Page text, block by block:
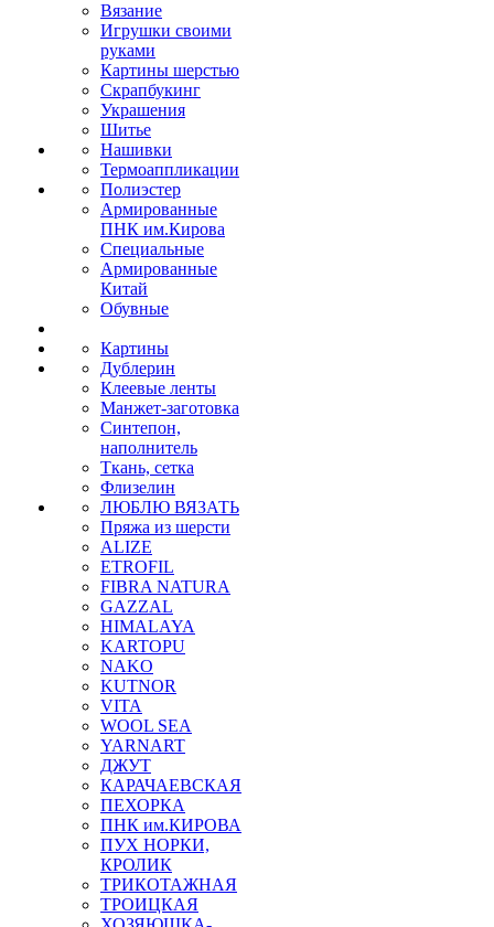
Вязание
Игрушки своими
руками
Картины шерстью
Скрапбукинг
Украшения
Шитье
Нашивки
Термоаппликации
Полиэстер
Армированные
ПНК им.Кирова
Специальные
Армированные
Китай
Обувные
Картины
Дублерин
Клеевые ленты
Манжет-заготовка
Синтепон,
наполнитель
Ткань, сетка
Флизелин
ЛЮБЛЮ ВЯЗАТЬ
Пряжа из шерсти
ALIZE
ETROFIL
FIBRA NATURA
GAZZAL
HIMALAYA
KARTOPU
NAKO
KUTNOR
VITA
WOOL SEA
YARNART
ДЖУТ
КАРАЧАЕВСКАЯ
ПЕХОРКА
ПНК им.КИРОВА
ПУХ НОРКИ,
КРОЛИК
ТРИКОТАЖНАЯ
ТРОИЦКАЯ